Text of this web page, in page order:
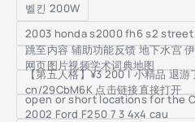
벨킨 200W
2003 honda s2000 fh6 s2
跳至内容 辅助功能反馈 地下水宫
网页图片视频学术词典地图
【第五人格】¥3 200 | 小精品 退
cn/29CbM6K 点击链接直接打开
open or short locations for the
2002 Ford F250 7 3 4x4 cau